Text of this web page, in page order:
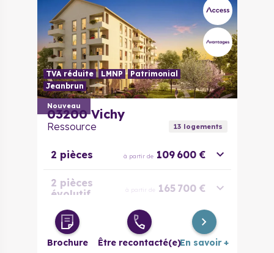
Nouveau
TVA réduite LMNP
Patrimonial
Jeanbrun
03200 Vichy
Ressource 13logements
2 pièces à partir de 109 600 €
2 pièces
évolutif
à partir de 165 700 €
3 pièces à partir de 177 400 €
Brochure Être recontacté(e)En savoir +